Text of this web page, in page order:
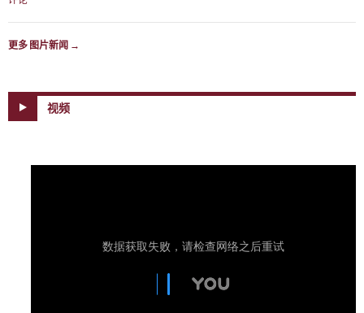
更多 图片新闻 →
视频